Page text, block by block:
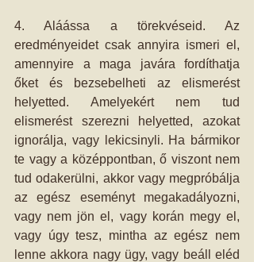
4. Aláássa a törekvéseid. Az
eredményeidet csak annyira ismeri el,
amennyire a maga javára fordíthatja
őket és bezsebelheti az elismerést
helyetted. Amelyekért nem tud
elismerést szerezni helyetted, azokat
ignorálja, vagy lekicsinyli. Ha bármikor
te vagy a középpontban, ő viszont nem
tud odakerülni, akkor vagy megpróbálja
az egész eseményt megakadályozni,
vagy nem jön el, vagy korán megy el,
vagy úgy tesz, mintha az egész nem
lenne akkora nagy ügy, vagy beáll eléd